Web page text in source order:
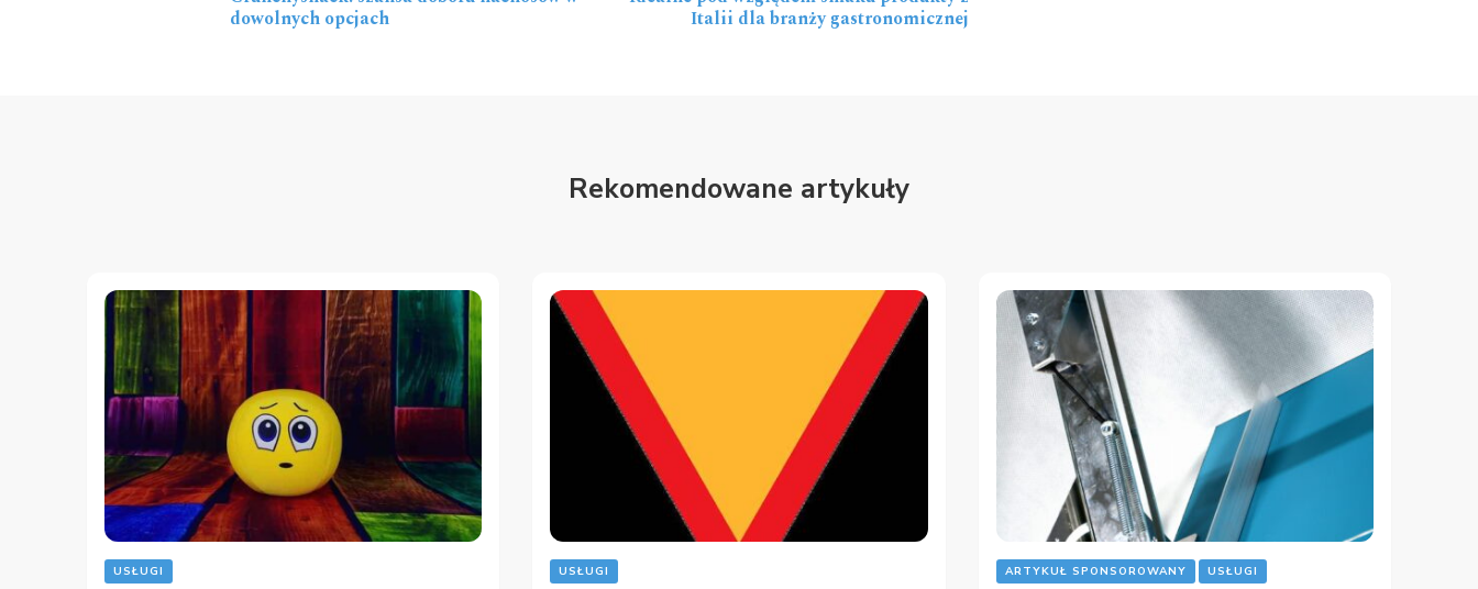
wpisy
dowolnych opcjach
Italii dla branży gastronomicznej
Rekomendowane artykuły
USŁUGI USŁUGI ARTYKUŁ SPONSOROWANY USŁUGI